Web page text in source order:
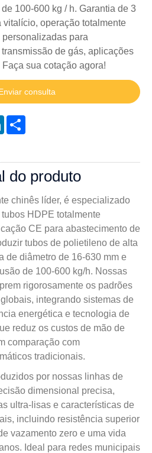
100-600 kg / h. Garantia de 3
operação totalmente
para
de gás, aplicações
sua cotação agora!
consulta
LinkedIn
do produto
chinês líder, é especializado
HDPE totalmente
CE para abastecimento de
tubos de polietileno de alta
de diâmetro de 16-630 mm e
de 100-600 kg/h. Nossas
rigorosamente os padrões
integrando sistemas de
energética e tecnologia de
reduz os custos de mão de
comparação com
tradicionais.
por nossas linhas de
dimensional precisa,
ultra-lisas e características de
incluindo resistência superior
vazamento zero e uma vida
Ideal para redes municipais